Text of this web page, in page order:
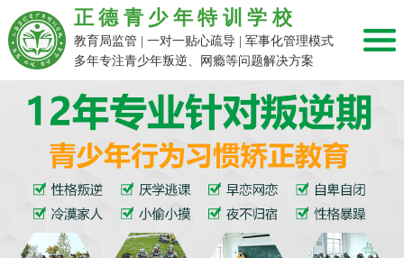
正德青少年特训学校
教育局监管 | 一对一贴心疏导 | 军事化管理模式
多年专注青少年叛逆、网瘾等问题解决方案